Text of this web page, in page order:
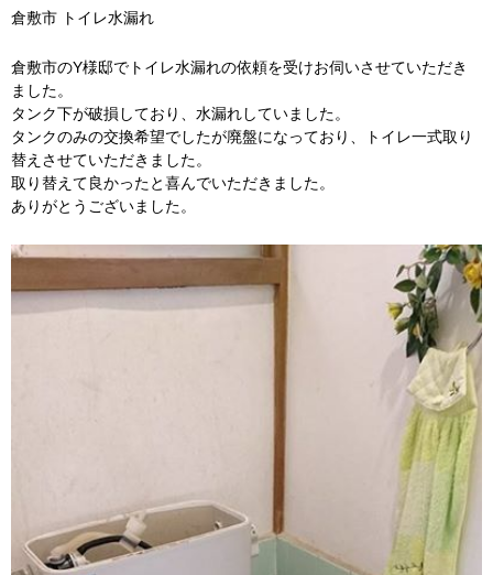
倉敷市 トイレ水漏れ
倉敷市のY様邸でトイレ水漏れの依頼を受けお伺いさせていただき
ました。
タンク下が破損しており、水漏れしていました。
タンクのみの交換希望でしたが廃盤になっており、トイレ一式取り
替えさせていただきました。
取り替えて良かったと喜んでいただきました。
ありがとうございました。